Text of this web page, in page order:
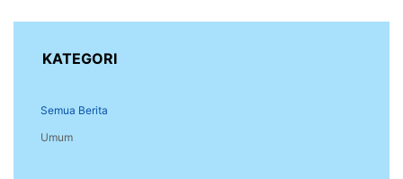
KATEGORI
Semua Berita
Umum